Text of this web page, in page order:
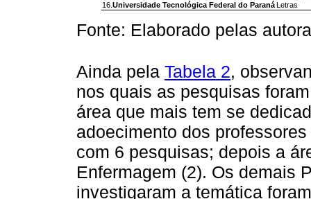
16. Universidade Tecnológica Federal do Paraná Letras
Fonte: Elaborado pelas
Ainda pela Tabela 2,
nos quais as pesquisas
área que mais tem se
adoecimento dos
com 6 pesquisas; depois a
Enfermagem (2). Os demais
investigaram a temática